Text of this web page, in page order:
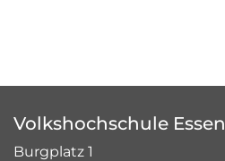
Volkshochschule Essen
Burgplatz 1